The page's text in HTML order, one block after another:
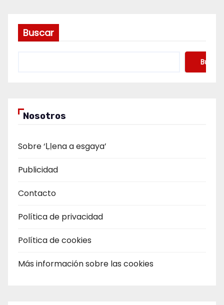
Buscar
Buscar
Nosotros
Sobre ‘Ḷḷena a esgaya’
Publicidad
Contacto
Política de privacidad
Política de cookies
Más información sobre las cookies